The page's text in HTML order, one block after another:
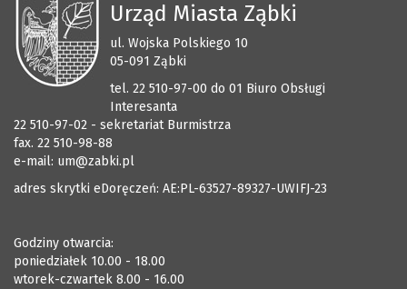
Urząd Miasta Ząbki
ul. Wojska Polskiego 10
05-091 Ząbki
tel. 22 510-97-00 do 01 Biuro Obsługi
Interesanta
22 510-97-02 - sekretariat Burmistrza
fax. 22 510-98-88
e-mail: um@zabki.pl
adres skrytki eDoręczeń: AE:PL-63527-89327-UWIFJ-23
Godziny otwarcia:
poniedziałek 10.00 - 18.00
wtorek-czwartek 8.00 - 16.00